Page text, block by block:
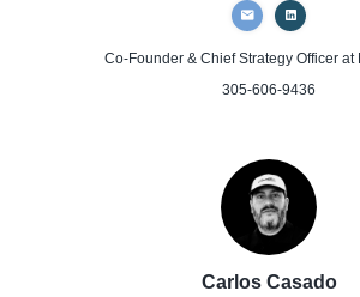
Co-Founder & Chief Strategy Officerat
305-606-9436
Carlos Casado